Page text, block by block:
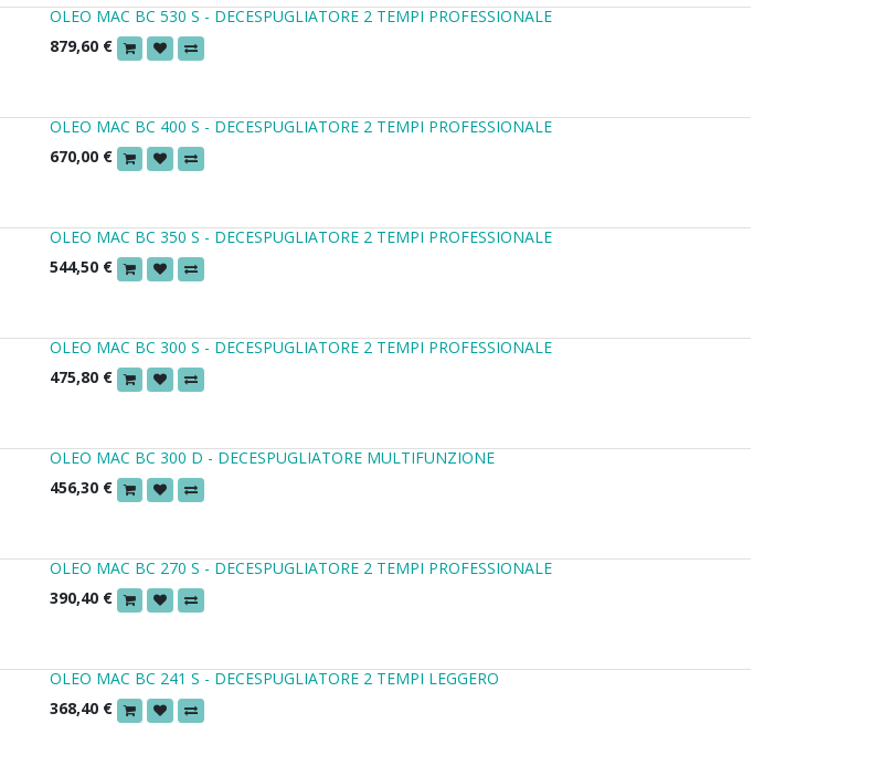
OLEO MAC BC 530 S - DECESPUGLIATORE 2 TEMPI PROFESSIONALE
879,60 €
OLEO MAC BC 400 S - DECESPUGLIATORE 2 TEMPI PROFESSIONALE
670,00 €
OLEO MAC BC 350 S - DECESPUGLIATORE 2 TEMPI PROFESSIONALE
544,50 €
OLEO MAC BC 300 S - DECESPUGLIATORE 2 TEMPI PROFESSIONALE
475,80 €
OLEO MAC BC 300 D - DECESPUGLIATORE MULTIFUNZIONE
456,30 €
OLEO MAC BC 270 S - DECESPUGLIATORE 2 TEMPI PROFESSIONALE
390,40 €
OLEO MAC BC 241 S - DECESPUGLIATORE 2 TEMPI LEGGERO
368,40 €